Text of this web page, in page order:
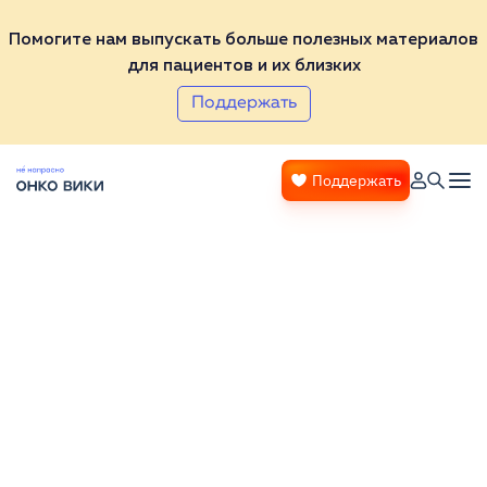
Помогите нам выпускать больше полезных материалов
для пациентов и их близких
Поддержать
Поддержать